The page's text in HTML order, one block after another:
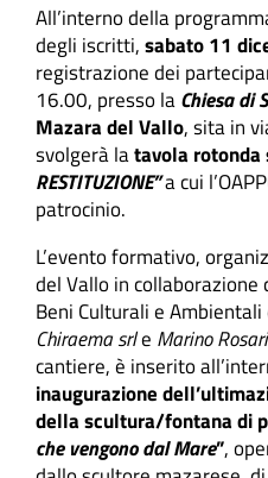
All’interno della
degli iscritti,sabato 11
registrazione dei
16.00, presso laChiesa di
Mazara del Vallo, sita in
svolgerà latavola rotonda
RESTITUZIONE”a cui
patrocinio.
L’evento formativo,
del Vallo in collaborazione
Beni Culturali e Ambientali
Chiraema srle Marino
cantiere, è inserito
inaugurazione
della scultura/fontana di
che vengono dal Mare”,